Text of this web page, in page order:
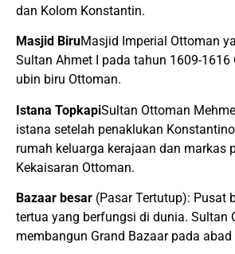
dan Kolom Konstantin.
Masjid BiruMasjid Imperial Ottoman
Sultan Ahmet I pada tahun 1609-1616
ubin biru Ottoman.
Istana TopkapiSultan Ottoman
istana setelah penaklukan
rumah keluarga kerajaan dan markas
Kekaisaran Ottoman.
Bazaar besar (Pasar Tertutup): Pusat
tertua yang berfungsi di dunia. Sultan
membangun Grand Bazaar pada abad